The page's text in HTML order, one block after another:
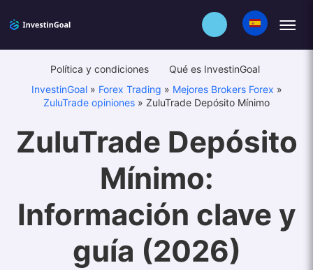
Política y condiciones
Qué es InvestinGoal
InvestinGoal» Forex Trading » Mejores Brokers Forex »
ZuluTrade opiniones » ZuluTrade Depósito Mínimo
ZuluTrade Depósito
Mínimo:
Información clave y
guía (2026)